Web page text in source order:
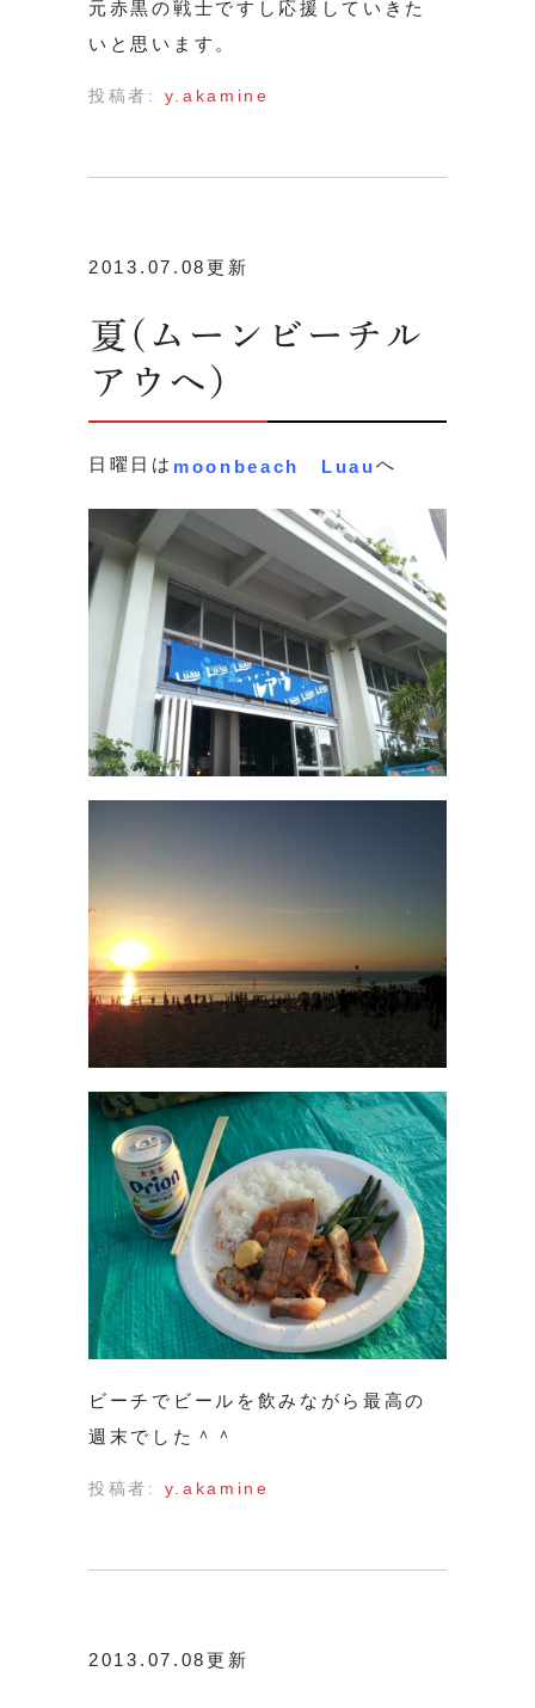
元赤黒の戦士ですし応援していきた
いと思います。
投稿者: y.akamine
2013.07.08更新
夏(ムーンビーチル
アウへ）
日曜日は moonbeach Luauへ
ビーチでビールを飲みながら最高の
週末でした＾＾
投稿者: y.akamine
2013.07.08更新